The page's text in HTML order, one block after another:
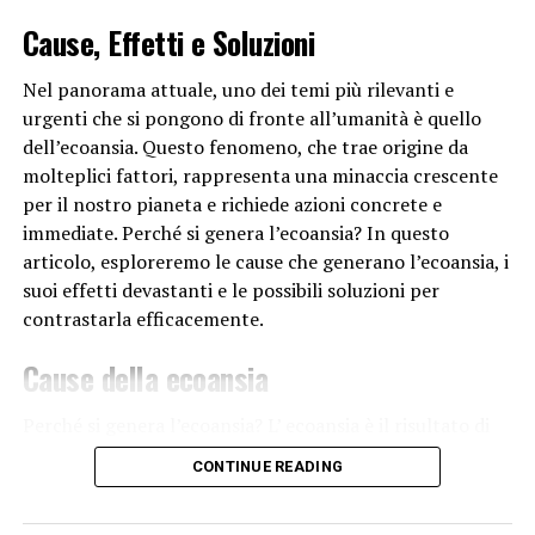
un processo attivo che coinvolge il paziente nella
promozione del benessere.
Infine, i controlli periodici possono anche svolgere un
ruolo chiave nella gestione delle condizioni mediche
croniche. Monitorare regolarmente parametri come la
pressione sanguigna, i livelli di zucchero nel sangue o la
funzione renale può aiutare a regolare i trattamenti e
adattarli alle esigenze cambianti del paziente nel
tempo.
medici periodici perché è un investimento nella propria
precoce e la gestione attiva delle condizioni mediche
contribuiscono a garantire una vita più sana e una
Cause, Effetti e Soluzioni
Nel panorama attuale, uno dei temi più rilevanti e
urgenti che si pongono di fronte all’umanità è quello
dell’ecoansia. Questo fenomeno, che trae origine da
molteplici fattori, rappresenta una minaccia crescente
per il nostro pianeta e richiede azioni concrete e
immediate. Perché si genera l’ecoansia? In questo
articolo, esploreremo le cause che generano l’ecoansia, i
suoi effetti devastanti e le possibili soluzioni per
contrastarla efficacemente.
Cause della ecoansia
una serie di comportamenti umanie pratiche
industriali che mettono a repentaglio gli equilibri
CONTINUE READING